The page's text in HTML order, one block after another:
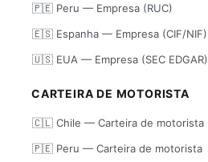
🇵🇪 Peru — Empresa (RUC)
🇪🇸 Espanha — Empresa (CIF/NIF)
🇺🇸 EUA — Empresa (SEC EDGAR)
CARTEIRA DE MOTORISTA
🇨🇱 Chile — Carteira de motorista
🇵🇪 Peru — Carteira de motorista